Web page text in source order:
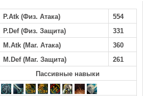
P.Atk (Физ. Атака)
554
P.Def (Физ. Защита)
331
M.Atk (Маг. Атака)
360
M.Def (Маг. Защита)
261
Пассивные навыки